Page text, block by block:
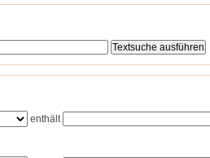
enthält